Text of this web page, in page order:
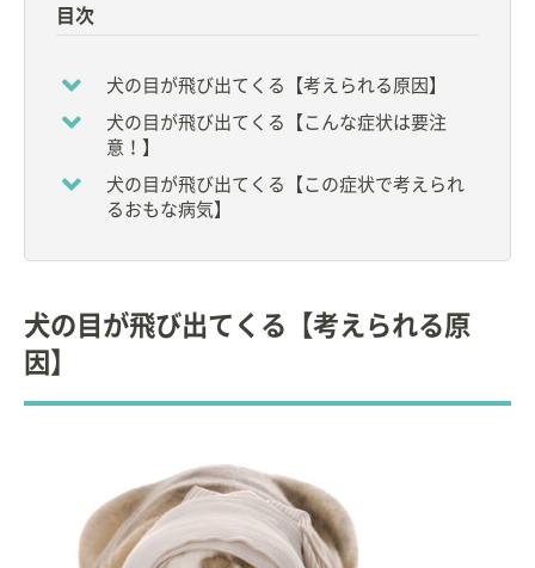
【資格】
◇
獣医師
【所属】
◆比較眼科学会
◆公益社団法人 日本獣医学会
医師。
目の治療に従事している。好きなアーティストは葉
加瀬太郎。
20頭以上の猫を救い供血猫を引退した中年のオスの
目次
犬の目が飛び出てくる【考えられる原因】
犬の目が飛び出てくる【こんな症状は要注
意！】
犬の目が飛び出てくる【この症状で考えられ
るおもな病気】
犬の目が飛び出てくる【考えられる原
因】